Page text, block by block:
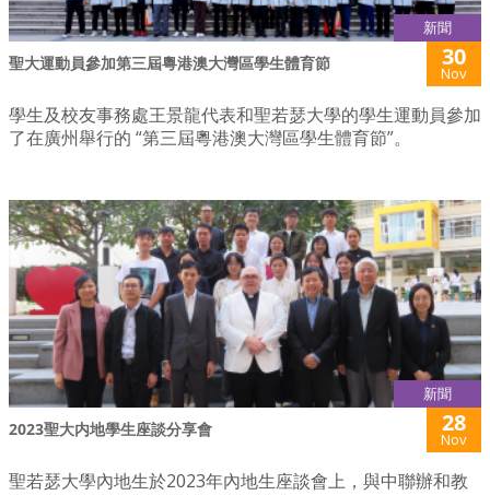
新聞
聖大運動員參加第三屆粵港澳大灣區學生體育節 30
Nov
學生及校友事務處王景龍代表和聖若瑟大學的學生運動員參加
了在廣州舉行的 “第三屆粵港澳大灣區學生體育節”。
新聞
2023聖大内地學生座談分享會 28
Nov
聖若瑟大學內地生於2023年內地生座談會上，與中聯辦和教